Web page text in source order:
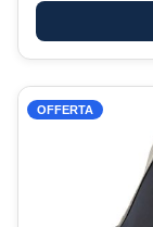
OFFERTA